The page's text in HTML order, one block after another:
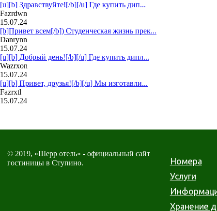
[u][b] Здравствуйте![/b][/u] Где купить дип...
Fazrdwn
15.07.24
[b]Привет всем[/b]) Студенческая жизнь прек...
Danrynn
15.07.24
[u][b] Добрый день![/b][/u] Где купить дипл...
Wazrxon
15.07.24
[u][b] Привет, друзья![/b][/u] Мы изготавли...
Fazrxtl
15.07.24
© 2019, «Шерр отель» - официальный сайт
гостиницы в Ступино.
Номера
Услуги
Хранение